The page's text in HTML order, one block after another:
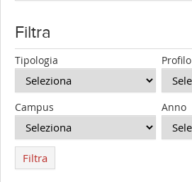
Filtra
Tipologia Profilo
Campus Anno
Filtra